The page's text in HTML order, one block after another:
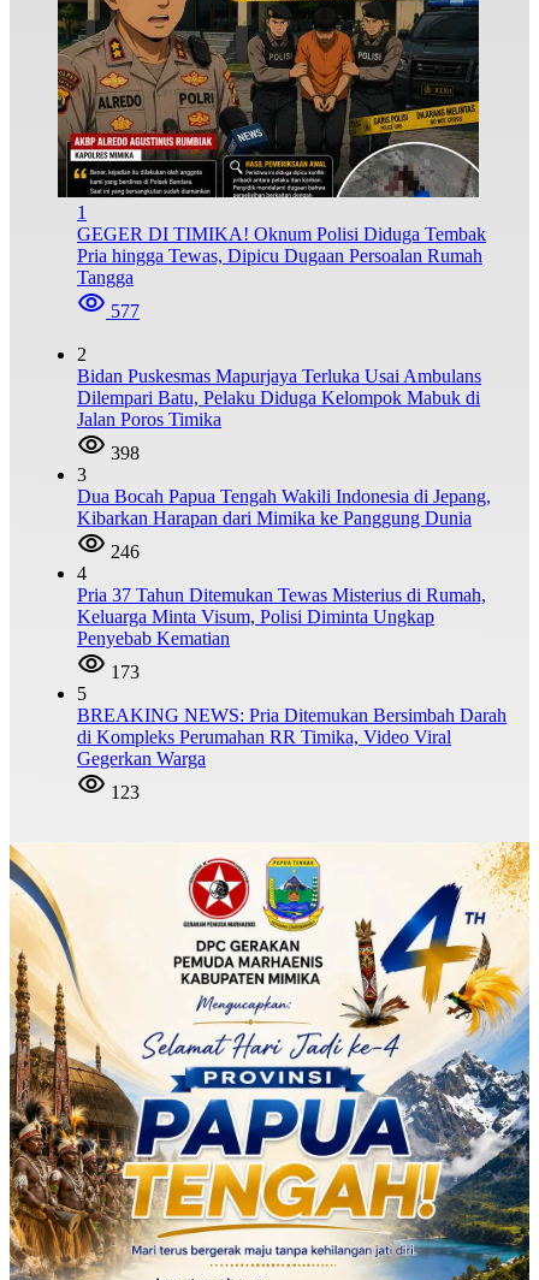
1
GEGER DI TIMIKA! Oknum Polisi Diduga Tembak
Pria hingga Tewas, Dipicu Dugaan Persoalan Rumah
Tangga
577
2
Bidan Puskesmas Mapurjaya Terluka Usai Ambulans
Dilempari Batu, Pelaku Diduga Kelompok Mabuk di
Jalan Poros Timika
398
3
Dua Bocah Papua Tengah Wakili Indonesia di Jepang,
Kibarkan Harapan dari Mimika ke Panggung Dunia
246
4
Pria 37 Tahun Ditemukan Tewas Misterius di Rumah,
Keluarga Minta Visum, Polisi Diminta Ungkap
Penyebab Kematian
173
5
BREAKING NEWS: Pria Ditemukan Bersimbah Darah
di Kompleks Perumahan RR Timika, Video Viral
Gegerkan Warga
123